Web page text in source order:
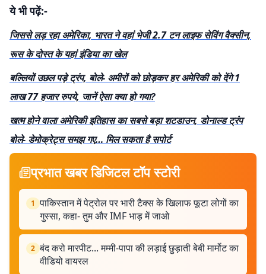
ये भी पढ़ें:-
जिससे लड़ रहा अमेरिका, भारत ने वहां भेजी 2.7 टन लाइफ सेविंग वैक्सीन,
रूस के दोस्त के यहां इंडिया का खेल
बल्लियों उछल पड़े ट्रंप, बोले- अमीरों को छोड़कर हर अमेरिकी को देंगे 1
लाख 77 हजार रुपये, जानें ऐसा क्या हो गया?
खत्म होने वाला अमेरिकी इतिहास का सबसे बड़ा शटडाउन, डोनाल्ड ट्रंप
बोले- डेमोक्रेट्स समझ गए… मिल सकता है सपोर्ट
प्रभात खबर डिजिटल टॉप स्टोरी
1 पाकिस्तान में पेट्रोल पर भारी टैक्स के खिलाफ फूटा लोगों का
गुस्सा, कहा- तुम और IMF भाड़ में जाओ
2 बंद करो मारपीट... मम्मी-पापा की लड़ाई छुड़ाती बेबी मार्मोट का
वीडियो वायरल